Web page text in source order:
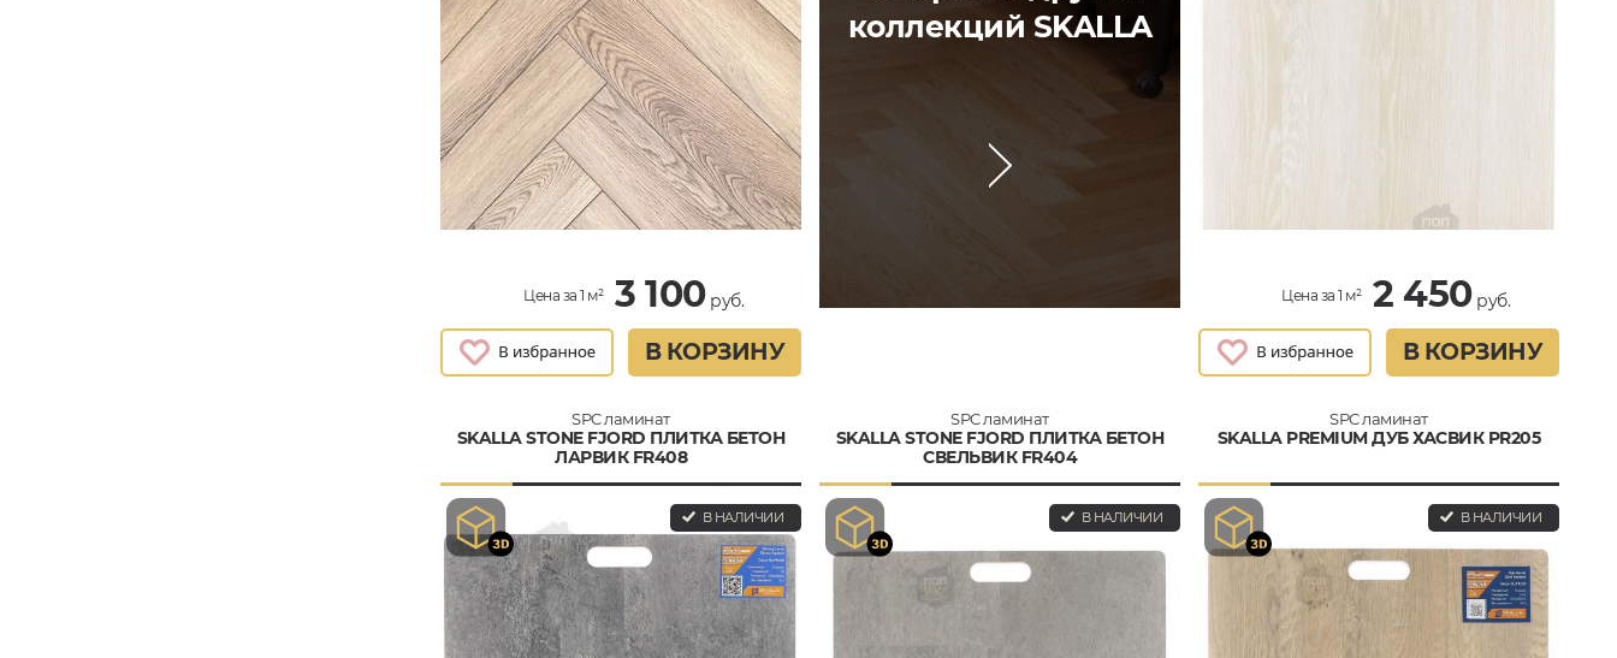
Цена за 1 м² 3 100руб.
В КОРЗИНУ
коллекций SKALLA
Цена за 1 м² 2 450руб.
В КОРЗИНУ
SPC ламинат
SKALLA STONE FJORD ПЛИТКА БЕТОН
ЛАРВИК FR408
В НАЛИЧИИ
SPC ламинат
SKALLA STONE FJORD ПЛИТКА БЕТОН
СВЕЛЬВИК FR404
В НАЛИЧИИ
SPC ламинат
SKALLA PREMIUM ДУБ ХАСВИК PR205
В НАЛИЧИИ